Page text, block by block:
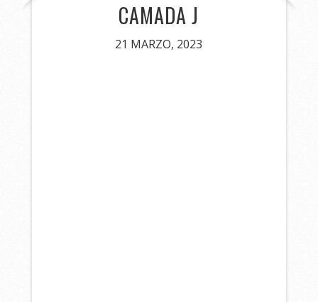
CAMADA J
21 MARZO, 2023